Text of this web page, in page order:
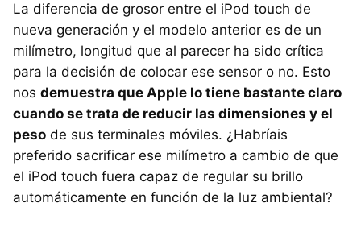
La diferencia de grosor entre el iPod touch de
nueva generación y el modelo anterior es de un
milímetro, longitud que al parecer ha sido crítica
para la decisión de colocar ese sensor o no. Esto
nos demuestra que Apple lo tiene bastante claro
cuando se trata de reducir las dimensiones y el
peso de sus terminales móviles. ¿Habríais
preferido sacrificar ese milímetro a cambio de que
el iPod touch fuera capaz de regular su brillo
automáticamente en función de la luz ambiental?